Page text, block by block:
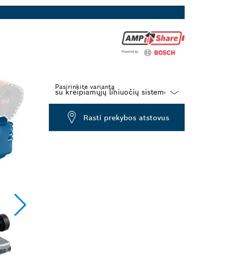
Pasirinkite variantą
Dropdown
closed
Rasti prekybos atstovus